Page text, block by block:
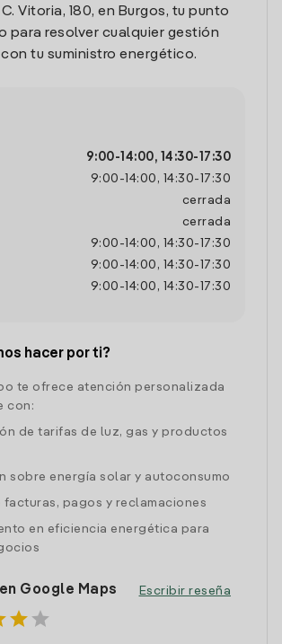
Vitoria, 180, en Burgos, tu punto
para resolver cualquier gestión
tu suministro energético.
9:00- 14:00, 14:30- 17:30
9:00 - 14:00 , 14:30- 17:30
cerrada
cerrada
9:00 - 14:00 , 14:30- 17:30
9:00 - 14:00 , 14:30- 17:30
9:00 - 14:00 , 14:30- 17:30
hacer por ti?
te ofrece atención personalizada
con:
de tarifas de luz, gas y productos
sobre energía solar y autoconsumo
facturas, pagos y reclamaciones
en eficiencia energética para
Google Maps
star star
Escribir reseña